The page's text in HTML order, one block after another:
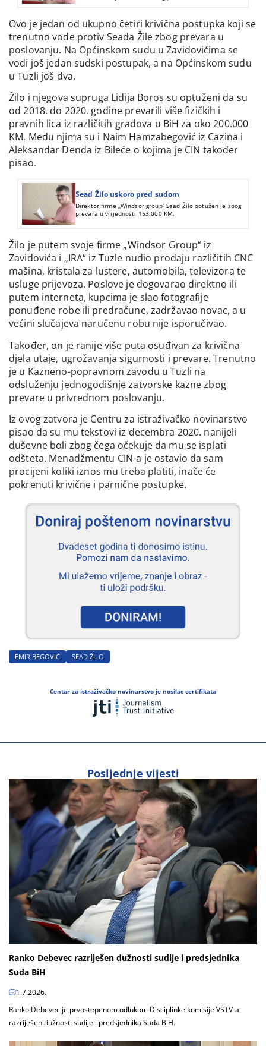
maskama u martu 2020. godine.
Ovo je jedan od ukupno četiri krivična postupka koji se
trenutno vode protiv Seada Žile zbog prevara u
poslovanju. Na Općinskom sudu u Zavidovićima se
vodi još jedan sudski postupak, a na Općinskom sudu
u Tuzli još dva.
Žilo i njegova supruga Lidija Boros su optuženi da su
od 2018. do 2020. godine prevarili više fizičkih i
pravnih lica iz različitih gradova u BiH za oko 200.000
KM. Među njima su i Naim Hamzabegović iz Cazina i
Aleksandar Denda iz Bileće o kojima je CIN također
pisao.
Sead Žilo uskoro pred sudom
Direktor firme „Windsor group“ Sead Žilo optužen je zbog
prevara u vrijednosti 153.000 KM.
Žilo je putem svoje firme „Windsor Group“ iz
Zavidovića i „IRA“ iz Tuzle nudio prodaju različitih CNC
mašina, kristala za lustere, automobila, televizora te
usluge prijevoza. Poslove je dogovarao direktno ili
putem interneta, kupcima je slao fotografije
ponuđene robe ili predračune, zadržavao novac, a u
većini slučajeva naručenu robu nije isporučivao.
Također, on je ranije više puta osuđivan za krivična
djela utaje, ugrožavanja sigurnosti i prevare. Trenutno
je u Kazneno-popravnom zavodu u Tuzli na
odsluženju jednogodišnje zatvorske kazne zbog
prevare u privrednom poslovanju.
Iz ovog zatvora je Centru za istraživačko novinarstvo
pisao da su mu tekstovi iz decembra 2020. nanijeli
duševne boli zbog čega očekuje da mu se isplati
odšteta. Menadžmentu CIN-a je ostavio da sam
procijeni koliki iznos mu treba platiti, inače će
pokrenuti krivične i parnične postupke.
EMIR BEGOVIĆ SEAD ŽILO
Centar za istraživačko novinarstvo je nosilac certifikata
Posljednje vijesti
Ranko Debevec razriješen dužnosti sudije i predsjednika
Suda BiH
1.7.2026.
Ranko Debevec je prvostepenom odlukom Disciplinke komisije VSTV-a
razriješen dužnosti sudije i predsjednika Suda BiH.